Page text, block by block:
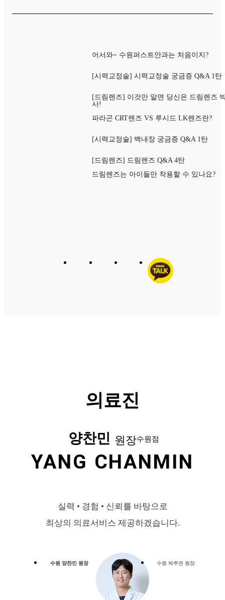
어서와~ 수원퍼스트안과는 처음이지?
[시력교정술] 시력교정술 궁금증 Q&A 1탄
[드림렌즈] 이것만 알면 당신은 드림렌즈
사!
파라곤 CRT렌즈 VS 루시드 LK렌즈란?
[시력교정술] 백내장 궁금증 Q&A 1탄
[드림렌즈] 드림렌즈 Q&A 4탄
드림렌즈는 아이들만 착용할 수 있나요?
의료진
양찬민 원장수원점
YANG CHANMIN
실력 • 경험 • 신뢰를 바탕으로
최상의 의료서비스 제공하겠습니다.
수원 양찬민 원장 수원 박주연 원장